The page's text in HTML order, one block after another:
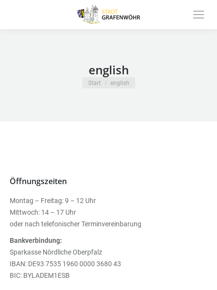
english
Sie befinden sich hier:
Start english
Öffnungszeiten
Montag – Freitag: 9 – 12 Uhr
Mittwoch: 14 – 17 Uhr
oder nach telefonischer Terminvereinbarung
Bankverbindung:
Sparkasse Nördliche Oberpfalz
IBAN: DE93 7535 1960 0000 3680 43
BIC: BYLADEM1ESB